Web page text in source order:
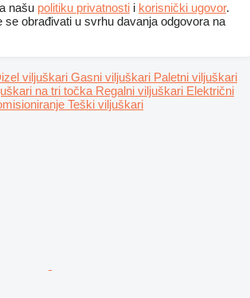
našu politiku privatnosti i korisnički ugovor.
se obrađivati ​​u svrhu davanja odgovora na
viljuškari Gasni viljuškari Paletni viljuškari
na tri točka Regalni viljuškari Električni
Teški viljuškari